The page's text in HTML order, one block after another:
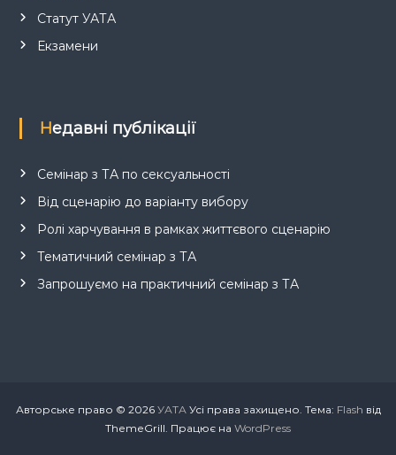
Статут УАТА
Екзамени
Недавні публікації
Семінар з ТА по сексуальності
Від сценарію до варіанту вибору
Ролі харчування в рамках життєвого сценарію
Тематичний семінар з ТА
Запрошуємо на практичний семінар з ТА
Авторське право © 2026 УАТАУсі права захищено. Тема: Flash від
ThemeGrill. Працює на WordPress